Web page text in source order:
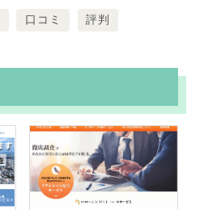
e
t
a
n
口コミ 評判